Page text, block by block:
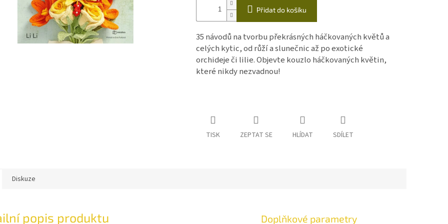
Přidat do košíku
35 návodů na tvorbu překrásných háčkovaných květů a
celých kytic, od růží a slunečnic až po exotické
orchideje či lilie. Objevte kouzlo háčkovaných květin,
které nikdy nezvadnou!
TISK ZEPTAT SE HLÍDAT SDÍLET
Diskuze
popis produktu Doplňkové parametry